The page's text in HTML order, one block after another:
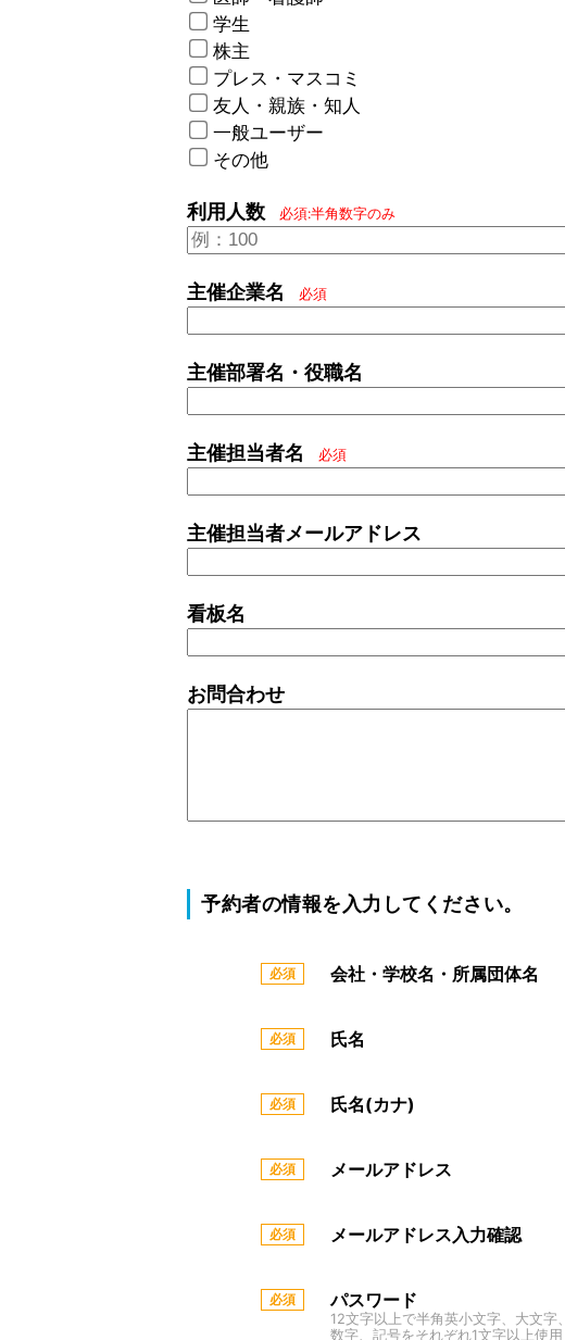
学生
株主
プレス・マスコミ
友人・親族・知人
一般ユーザー
その他
利用人数 必須:半角数字のみ
主催企業名 必須
主催部署名・役職名
主催担当者名 必須
主催担当者メールアドレス
看板名
お問合わせ
予約者の情報を入力してください。
会社・学校名・所属団体名
氏名
氏名(カナ)
メールアドレス
メールアドレス入力確認
パスワード
12文字以上で半角英小文字、大文字、
数字、記号をそれぞれ1文字以上使用